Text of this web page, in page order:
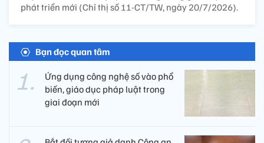
phát triển mới (Chỉ thị số 11-CT/TW, ngày 20/7/2026).
Bạn đọc quan tâm
Ứng dụng công nghệ số vào phổ
biến, giáo dục pháp luật trong
giai đoạn mới